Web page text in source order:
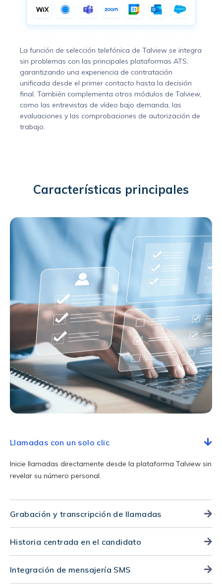
La función de selección telefónica de Talview se integra
sin problemas con las principales plataformas ATS,
garantizando una experiencia de contratación
unificada desde el primer contacto hasta la decisión
final. También complementa otros módulos de Talview,
como las entrevistas de vídeo bajo demanda, las
evaluaciones y las comprobaciones de autorización de
trabajo.
Características principales
Llamadas con un solo clic
Inicie llamadas directamente desde la plataforma Talview sin
revelar su número personal.
Grabación y transcripción de llamadas
Todas las llamadas se graban y transcriben
automáticamente, lo que permite realizar evaluaciones
Historia centrada en el candidato
Acceda a un historial completo de llamadas organizado por
candidato, lo que agiliza el seguimiento y la toma de
decisiones.
Integración de mensajería SMS
Implique sin problemas a los candidatos a través de SMS